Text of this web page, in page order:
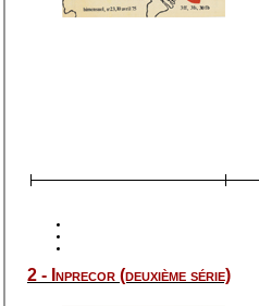
2 - Inprecor (deuxième série)